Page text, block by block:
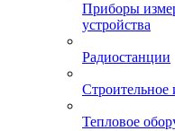
Приборы
устройства
Радиостанции
Строительное
Тепловое